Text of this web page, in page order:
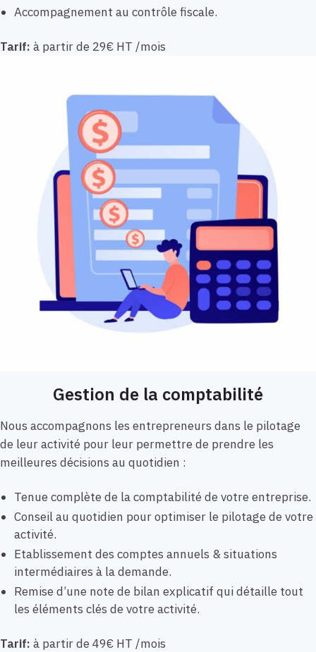
Accompagnement au contrôle fiscale.
Tarif: à partir de 29€ HT /mois
Gestion de la comptabilité
Nous accompagnons les entrepreneurs dans le pilotage
de leur activité pour leur permettre de prendre les
meilleures décisions au quotidien :
Tenue complète de la comptabilité de votre entreprise.
Conseil au quotidien pour optimiser le pilotage de votre
activité.
Etablissement des comptes annuels & situations
intermédiaires à la demande.
Remise d’une note de bilan explicatif qui détaille tout
les éléments clés de votre activité.
Tarif: à partir de 49€ HT /mois